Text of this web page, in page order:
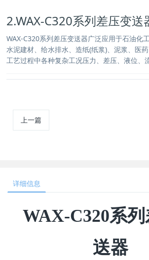
2.WAX-C320系列差压变送
WAX-C320系列差压变送器广泛应用于石油化
水泥建材、给水排水、造纸(纸浆)、泥浆、医
工艺过程中各种复杂工况压力、差压、液位、
上一篇
详细信息
WAX-C320系
送器